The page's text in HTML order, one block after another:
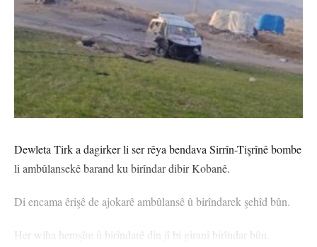
Dewleta Tirk a dagirker li ser rêya bendava Sirrîn-Tişrînê bombe
li ambûlansekê barand ku birîndar dibir Kobanê.
Di encama êrişê de ajokarê ambûlansê û birîndarek şehîd bûn.
Her wiha hemşîre û birîndarê din jî bi giranî birîndar bûn.